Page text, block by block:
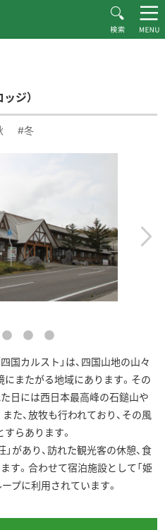
ジ）
#冬
国カルスト」は、四国山地の山々
またがる地域にあります。その
日には西日本最高峰の石鎚山や
た、放牧も行われており、その風
らあります。
があり、訪れた観光客の休憩、食
す。合わせて宿泊施設として「姫
プに利用されています。